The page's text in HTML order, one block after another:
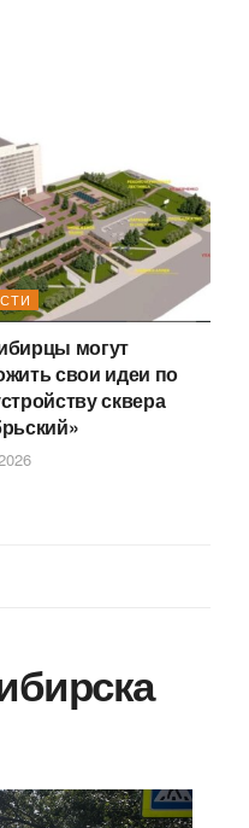
могут
свои идеи по
сквера